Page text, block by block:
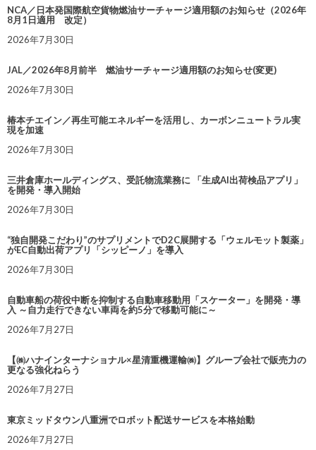
NCA／日本発国際航空貨物燃油サーチャージ適用額のお知らせ（2026年
8月1日適用 改定）
2026年7月30日
JAL／2026年8月前半 燃油サーチャージ適用額のお知らせ(変更)
2026年7月30日
椿本チエイン／再生可能エネルギーを活用し、カーボンニュートラル実
現を加速
2026年7月30日
三井倉庫ホールディングス、受託物流業務に 「生成AI出荷検品アプリ」
を開発・導入開始
2026年7月30日
“独自開発こだわり”のサプリメントでD2C展開する「ウェルモット製薬」
がEC自動出荷アプリ「シッピーノ」を導入
2026年7月30日
自動車船の荷役中断を抑制する自動車移動用「スケーター」を開発・導
入 ～自力走行できない車両を約5分で移動可能に～
2026年7月27日
【㈱ハナインターナショナル×星清重機運輸㈱】グループ会社で販売力の
更なる強化ねらう
2026年7月27日
東京ミッドタウン八重洲でロボット配送サービスを本格始動
2026年7月27日